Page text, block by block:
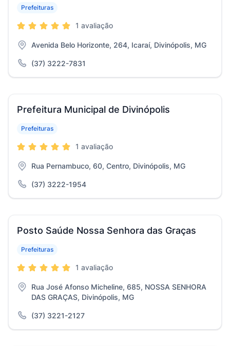
Prefeituras
1 avaliação
Avenida Belo Horizonte, 264, Icaraí, Divinópolis, MG
(37) 3222-7831
Prefeitura Municipal de Divinópolis
Prefeituras
1 avaliação
Rua Pernambuco, 60, Centro, Divinópolis, MG
(37) 3222-1954
Posto Saúde Nossa Senhora das Graças
Prefeituras
1 avaliação
Rua José Afonso Micheline, 685, NOSSA SENHORA
DAS GRAÇAS, Divinópolis, MG
(37) 3221-2127